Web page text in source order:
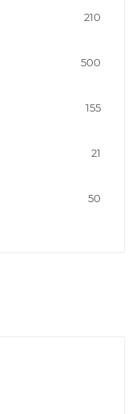
210
500
155
21
50